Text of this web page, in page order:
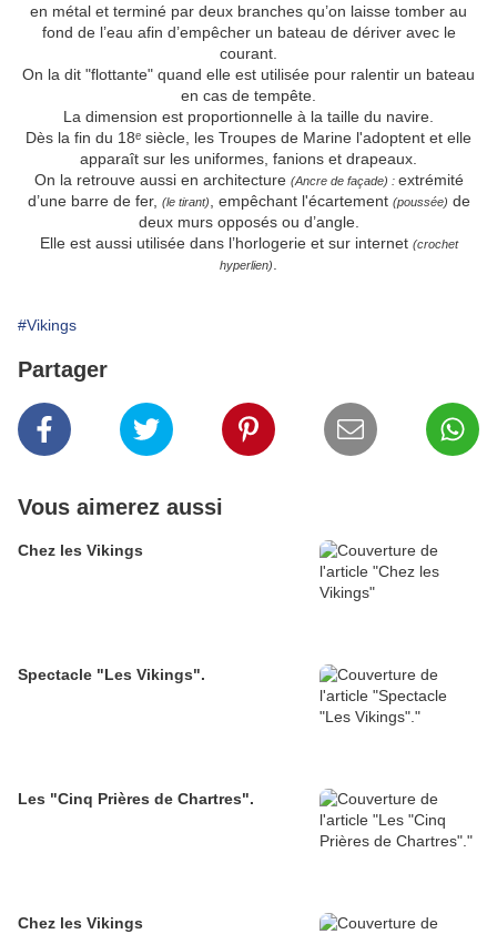
en métal et terminé par deux branches qu’on laisse tomber au
fond de l’eau afin d’empêcher un bateau de dériver avec le
courant.
On la dit "flottante" quand elle est utilisée pour ralentir un bateau
en cas de tempête.
La dimension est proportionnelle à la taille du navire.
Dès la fin du 18ᵉ siècle, les Troupes de Marine l'adoptent et elle
apparaît sur les uniformes, fanions et drapeaux.
On la retrouve aussi en architecture (Ancre de façade) : extrémité
d’une barre de fer, (le tirant) , empêchant l'écartement (poussée) de
deux murs opposés ou d’angle.
Elle est aussi utilisée dans l’horlogerie et sur internet (crochet
hyperlien)
#Vikings
Partager
Vous aimerez aussi
Chez les Vikings
Spectacle "Les Vikings".
Les "Cinq Prières de Chartres".
Chez les Vikings